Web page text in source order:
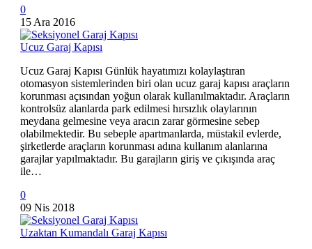
0
15 Ara 2016
Ucuz Garaj Kapısı
Ucuz Garaj Kapısı Günlük hayatımızı kolaylaştıran
otomasyon sistemlerinden biri olan ucuz garaj kapısı araçların
korunması açısından yoğun olarak kullanılmaktadır. Araçların
kontrolsüz alanlarda park edilmesi hırsızlık olaylarının
meydana gelmesine veya aracın zarar görmesine sebep
olabilmektedir. Bu sebeple apartmanlarda, müstakil evlerde,
şirketlerde araçların korunması adına kullanım alanlarına
garajlar yapılmaktadır. Bu garajların giriş ve çıkışında araç
ile…
0
09 Nis 2018
Uzaktan Kumandalı Garaj Kapısı